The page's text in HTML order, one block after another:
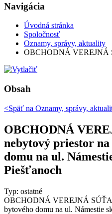
Navigácia
Úvodná stránka
Spoločnosť
Oznamy, správy, aktuality
OBCHODNÁ VEREJNÁ
Obsah
<Späť na Oznamy, správy,
OBCHODNÁ
nebytový priestor
domu na ul.
Piešťanoch
Typ: ostatné
OBCHODNÁ VEREJNÁ
bytového domu na ul. Námestie